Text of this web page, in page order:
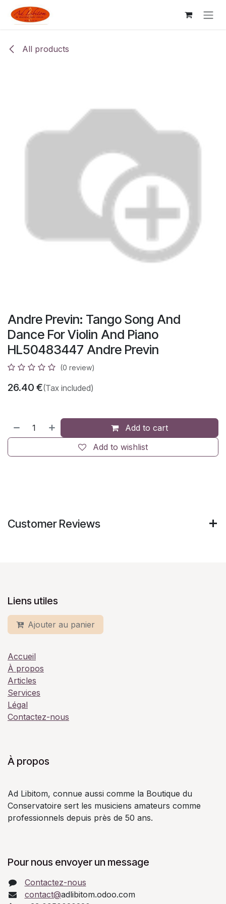
Skip to Content
All products
Andre Previn: Tango Song And
Dance For Violin And Piano
HL50483447 Andre Previn
(0 review)
26.40 €(Tax included)
Add to cart
Add to wishlist
Customer Reviews
Liens utiles
Ajouter au panier
Accueil
À propos
Articles
Services
Légal
Contactez-nous
À propos
Ad Libitom, connue aussi comme la Boutique du
Conservatoire sert les musiciens amateurs comme
professionnels depuis près de 50 ans.
Pour nous envoyer un message
Contactez-nous
contact@adlibitom.odoo.com